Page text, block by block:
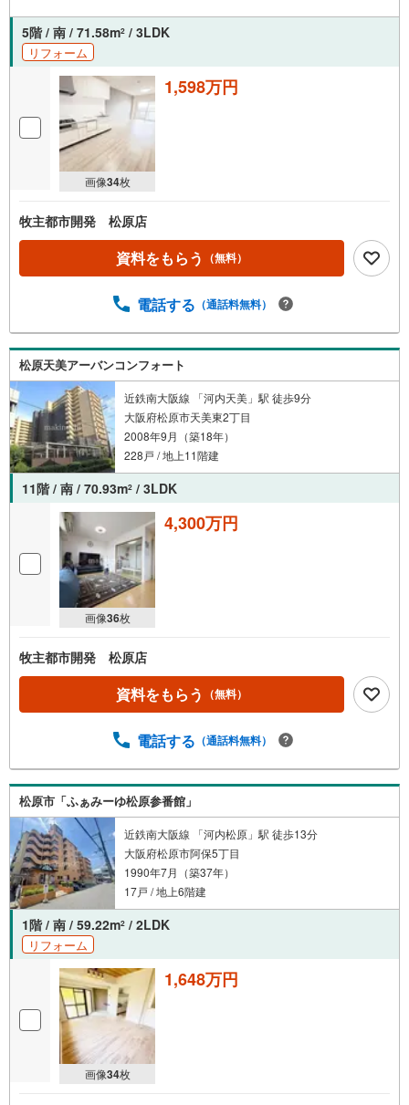
5階 / 南 / 71.58m2 / 3LDK
リフォーム
画像34枚
1,598万円
牧主都市開発 松原店
資料をもらう （無料）
電話する （通話料無料）
松原天美アーバンコンフォート
近鉄南大阪線 「河内天美」駅 徒歩9分
大阪府松原市天美東2丁目
2008年9月（築18年）
228戸 / 地上11階建
11階 / 南 / 70.93m2 / 3LDK
画像36枚
4,300万円
牧主都市開発 松原店
資料をもらう （無料）
電話する （通話料無料）
松原市「ふぁみーゆ松原参番館」
近鉄南大阪線 「河内松原」駅 徒歩13分
大阪府松原市阿保5丁目
1990年7月（築37年）
17戸 / 地上6階建
1階 / 南 / 59.22m2 / 2LDK
リフォーム
画像34枚
1,648万円